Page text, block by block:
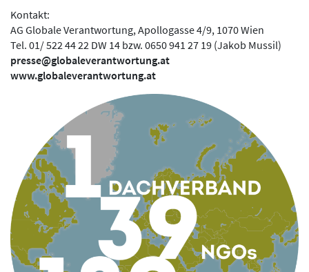
Kontakt:
AG Globale Verantwortung, Apollogasse 4/9, 1070 Wien
Tel. 01/ 522 44 22 DW 14 bzw. 0650 941 27 19 (Jakob Mussil)
presse@globaleverantwortung.at
www.globaleverantwortung.at